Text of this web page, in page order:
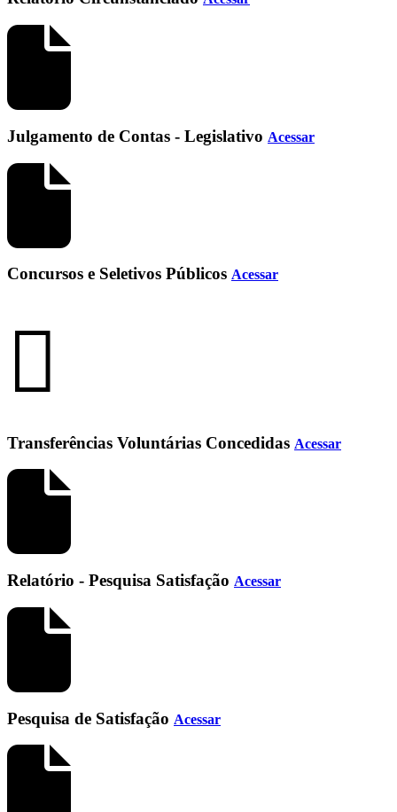
Julgamento de Contas - Legislativo Acessar
Concursos e Seletivos Públicos Acessar
Transferências Voluntárias Concedidas Acessar
Relatório - Pesquisa Satisfação Acessar
Pesquisa de Satisfação Acessar